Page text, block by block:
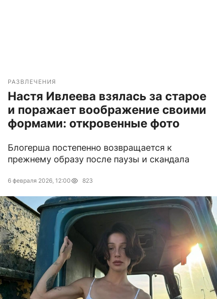
РАЗВЛЕЧЕНИЯ
Настя Ивлеева взялась за старое
и поражает воображение своими
формами: откровенные фото
Блогерша постепенно возвращается к
прежнему образу после паузы и скандала
6 февраля 2026, 12:00 823